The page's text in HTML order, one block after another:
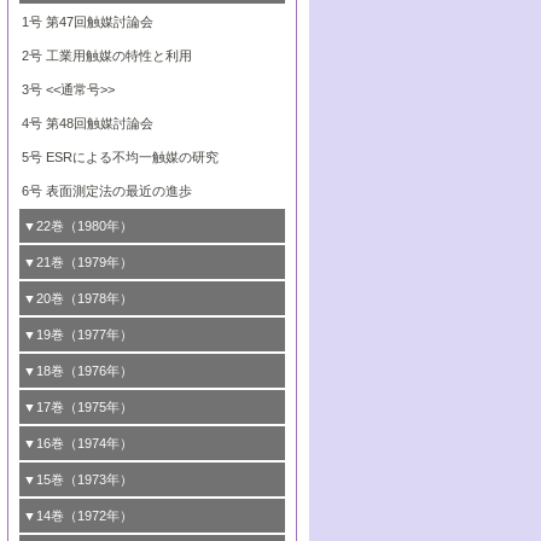
8号 触媒学会創立30周年記念 創立30周年
にあたって/触媒学会創立30周年記念 触媒
化学の現状と展望
7号 電極の応用と機能をさぐる
4号 活性点の構造と機能
5号 第54回触媒討論会
6号 固体，錯体および生体触媒による簡単
3号 希土類元素化合物の触媒作用
4号 <<通常号>>
5号 第52回触媒討論会
6号 触媒・酵素の特異性とセンサー
2号 <<通常号>>
3号 Rhを越えられるか
4号 第50回触媒討論会
5号 <<通常号>>
6号 <<通常号>>
1号 第47回触媒討論会
2号 工業用触媒の特性と利用
3号 <<通常号>>
4号 第48回触媒討論会
5号 ESRによる不均一触媒の研究
6号 表面測定法の最近の進歩
▼22巻（1980年）
1号 第45回触媒討論会
2号 石炭
3号 資源・エネルギーと触媒
4号 第46回触媒討論会
6号 資源・エネルギーと触媒
▼21巻（1979年）
1号 均一系と不均一系における触媒作用の
2号 均一系と不均一系における触媒作用の
か
3号 均一系と不均一系における触媒作用の
▼20巻（1978年）
1号 第42回触媒討論会
2号 触媒利用の新しい展開
3号 新しい担体を求めて/触媒利用の新しい
展開
4号 第43回触媒討論会
5号 <<通常号>>
▼19巻（1977年）
1号 第40回触媒討論会
2号 <<通常号>>
3号 <<通常号>>
4号 第41回触媒討論会
▼18巻（1976年）
1号 第38回触媒討論会
2号 <<通常号>>
3号 触媒寿命とその予測
4号 第39回触媒討論会
▼17巻（1975年）
1号 第36回触媒討論会
2号 固体表面の新しい研究方法
3号 固体表面の新しい研究方法
▼16巻（1974年）
1号 第34回触媒討論会
2号 <<通常号>>
▼15巻（1973年）
1号 第32回触媒討論会
▼14巻（1972年）